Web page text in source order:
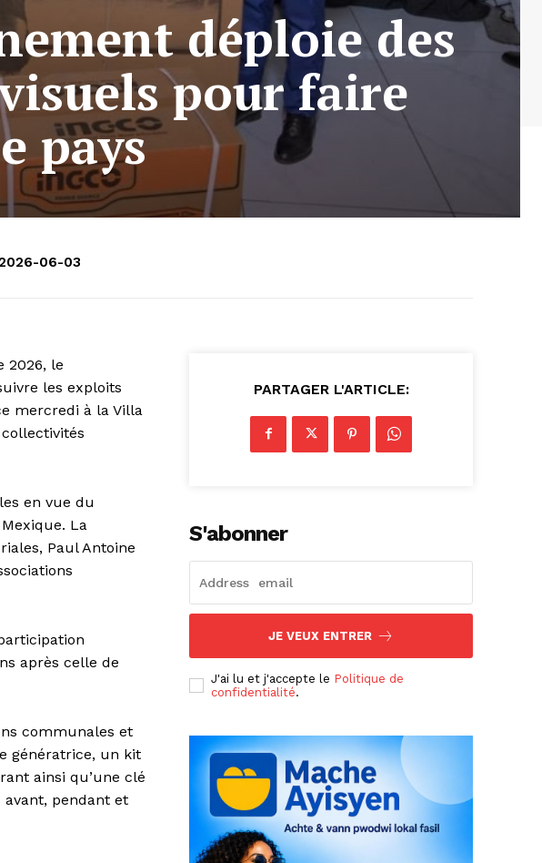
déploie des
pour faire
pays
06-03
2026, le
les exploits
mercredi à la Villa
en vue du
La
Paul Antoine
après celle de
communales et
génératrice, un kit
ainsi qu’une clé
avant, pendant et
PARTAGER L'ARTICLE:
S'abonner
JE VEUX ENTRER
J'ai lu et j'accepte le Politique de
confidentialité.